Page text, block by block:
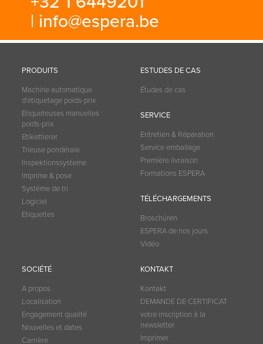
| info@espera.be
PRODUITS
Machine automatique
d'étiquetage poids-prix
Etiqueteuses manuelles
poids-prix
Etikettierer
Trieuse pondérale
Inspektionssysteme
Imprime & pose
Système de tri
Logiciel
Etiquettes
ESTUDES DE CAS
Études de cas
SERVICE
Entretien & Réparation
Service emballage
Première livraison
Formations ESPERA
TÉLÉCHARGEMENTS
Broschüren
ESPERA de nos jours
Vidéo
SOCIÉTÉ
A propos
Localisation
Engagement qualité
Nouvelles et dates
Carrière
KONTAKT
Kontakt
DEMANDE DE CERTIFICAT
votre inscription à la
newsletter
Imprimer